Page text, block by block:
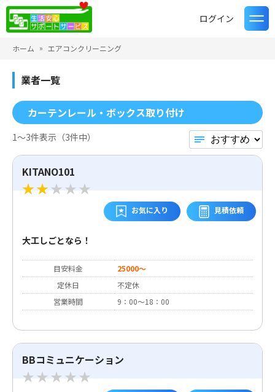
ログイン
ホーム エアコンクリーニング
業者一覧
カーテンレール・ボックス取り付け
1〜3件表示（3件中）
KITANO101
お気に入り 見積依頼
大工しごとなら！
目安料金
25000～
定休日
不定休
営業時間
9：00～18：00
BBコミュニケーション